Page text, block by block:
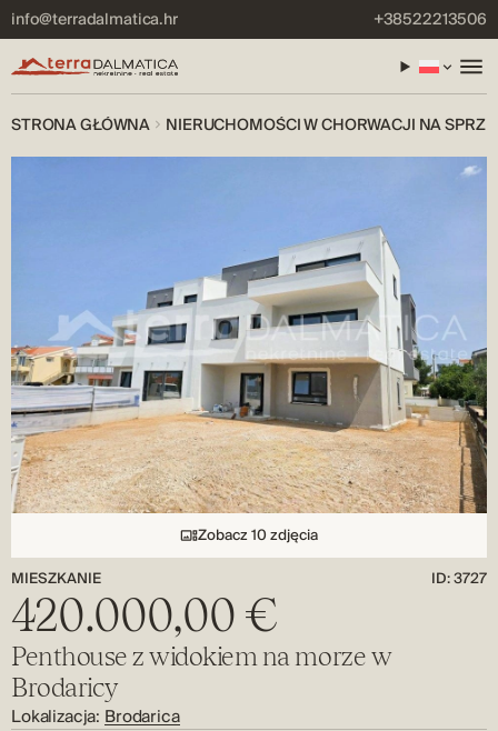
info@terradalmatica.hr +38522213506
STRONA GŁÓWNA NIERUCHOMOŚCI W CHORWACJI NA
Zobacz 10 zdjęcia
MIESZKANIE
ID: 3727
420.000,00 €
Penthouse z widokiem na morze w
Brodaricy
Lokalizacja: Brodarica